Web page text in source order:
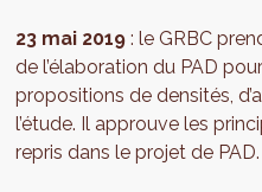
23 mai 2019 : le GRBC
de l’élaboration du PAD
propositions de densités,
l’étude. Il approuve les
repris dans le projet de PAD.